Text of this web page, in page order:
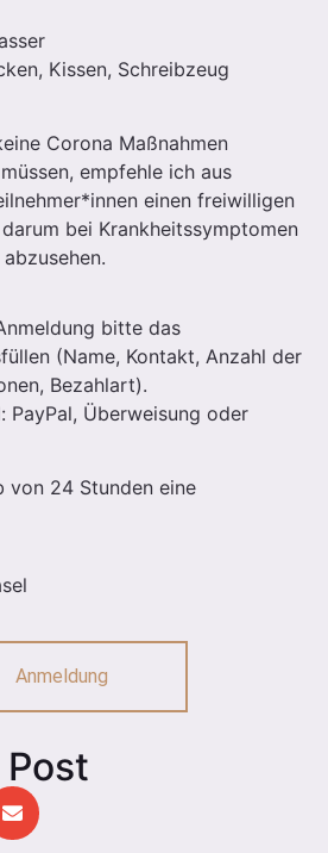
Kissen, Schreibzeug
Corona Maßnahmen
empfehle ich aus
einen freiwilligen
bei Krankheitssymptomen
bitte das
(Name, Kontakt, Anzahl der
Bezahlart).
PayPal, Überweisung oder
von 24 Stunden eine
Anmeldung